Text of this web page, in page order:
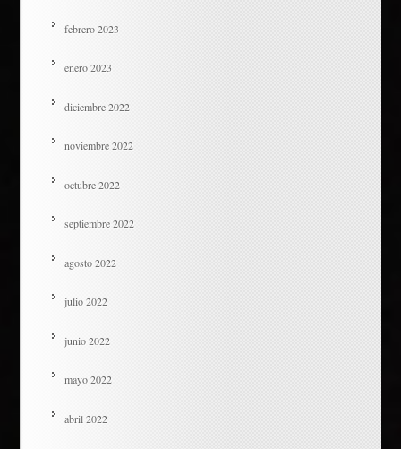
febrero 2023
enero 2023
diciembre 2022
noviembre 2022
octubre 2022
septiembre 2022
agosto 2022
julio 2022
junio 2022
mayo 2022
abril 2022